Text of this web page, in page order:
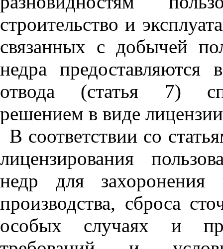
строительство и
связанных с добычей
недра предоставляются
отвода (статья 7)
решением в виде
В соответствии со
лицензирования
недр для
производства, сброса
особых случаях и